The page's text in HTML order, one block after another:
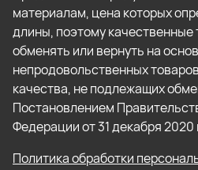
материалам, цена которых
длины, поэтому качественные
обменять или вернуть на
непродовольственных
качества, не подлежащих
Постановлением
Федерации от 31 декабря
Политика обработки